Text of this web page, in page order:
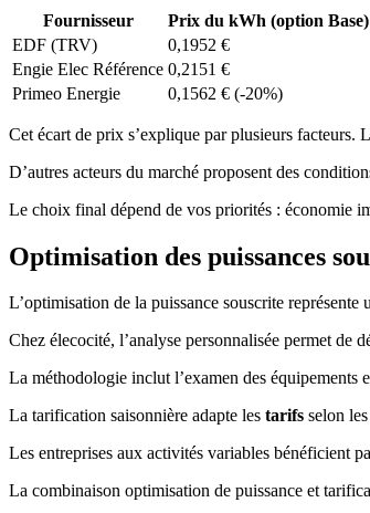
Fournisseur Prix du kWh (option Base)
EDF (TRV)
0,1952 €
Engie Elec Référence 0,2151 €
Primeo Energie
0,1562 € (-20%)
Cet écart de prix s’explique par plusieurs facteurs.
D’autres acteurs du marché proposent des
Le choix final dépend de vos priorités : économie
Optimisation des puissances
L’optimisation de la puissance souscrite
Chez élecocité, l’analyse personnalisée permet de
La méthodologie inclut l’examen des équipements
La tarification saisonnière adapte les tarifs selon
Les entreprises aux activités variables bénéficient
La combinaison optimisation de puissance et